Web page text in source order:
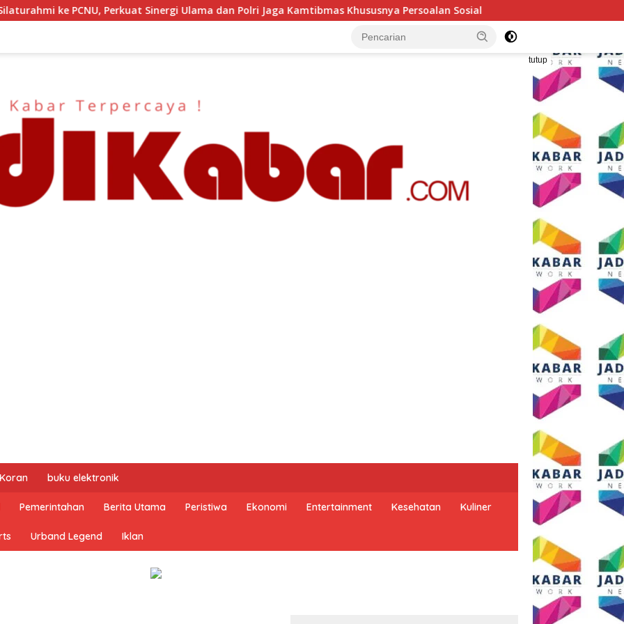
Ulama dan Polri Jaga Kamtibmas Khususnya Persoalan Sosial Polresta Malang Kota Gelar Makan Bersama
tutup
buku elektronik
Pemerintahan Berita Utama Peristiwa Ekonomi Entertainment Kesehatan Kuliner
Urband Legend Iklan